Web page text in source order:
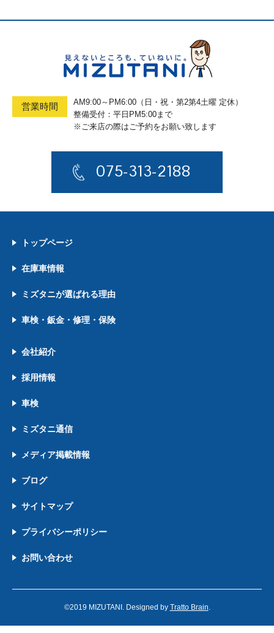
営業時間
AM9:00～PM6:00（日・祝・第2第4土曜 定休）
整備受付：平日PM5:00まで
※ご来店の際はご予約をお願い致します
075-313-2188
トップページ
在庫車情報
ミズタニが選ばれる理由
車検・鈑金・修理・保険
会社紹介
採用情報
車検
ミズタニ通信
メディア掲載情報
ブログ
サイトマップ
プライバシーポリシー
お問い合わせ
©2019 MIZUTANI. Designed by Tratto Brain.